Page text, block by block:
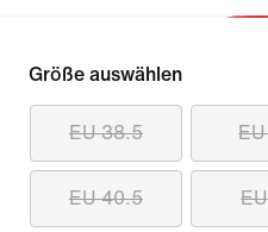
Größe auswählen
EU 38.5
EU 40.5